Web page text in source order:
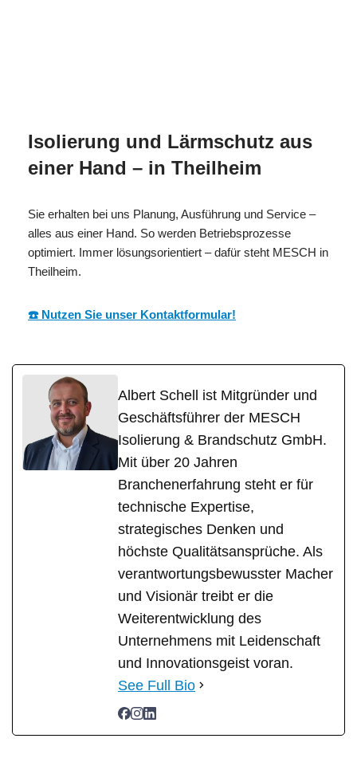
Isolierung und Lärmschutz aus
einer Hand – in Theilheim
Sie erhalten bei uns Planung, Ausführung und Service –
alles aus einer Hand. So werden Betriebsprozesse
optimiert. Immer lösungsorientiert – dafür steht MESCH in
Theilheim.
☎️ Nutzen Sie unser Kontaktformular!
Albert Schell ist Mitgründer und
Geschäftsführer der MESCH
Isolierung & Brandschutz GmbH.
Mit über 20 Jahren
Branchenerfahrung steht er für
technische Expertise,
strategisches Denken und
höchste Qualitätsansprüche. Als
verantwortungsbewusster Macher
und Visionär treibt er die
Weiterentwicklung des
Unternehmens mit Leidenschaft
und Innovationsgeist voran.
See Full Bio